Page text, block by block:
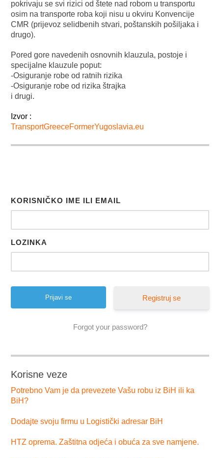
pokrivaju se svi rizici od štete nad robom u transportu
osim na transporte roba koji nisu u okviru Konvencije
CMR (prijevoz selidbenih stvari, poštanskih pošiljaka i
drugo).
Pored gore navedenih osnovnih klauzula, postoje i
specijalne klauzule poput:
-Osiguranje robe od ratnih rizika
-Osiguranje robe od rizika štrajka
i drugi.
Izvor :
TransportGreeceFormerYugoslavia.eu
KORISNIČKO IME ILI EMAIL
LOZINKA
Registruj se
Forgot your password?
Korisne veze
Potrebno Vam je da prevezete Vašu robu iz BiH ili ka
BiH?
Dodajte svoju firmu u Logistički adresar BiH
HTZ oprema. Zaštitna odjeća i obuća za sve namjene.